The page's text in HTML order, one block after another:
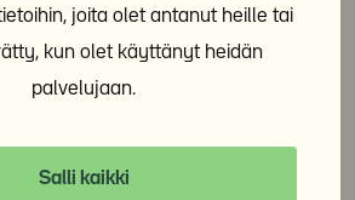
joita olet antanut heille tai
kun olet käyttänyt heidän
palvelujaan.
Salli kaikki